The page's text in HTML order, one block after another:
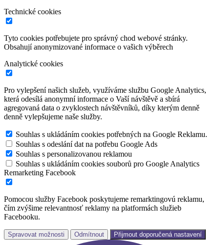
Technické cookies
Tyto cookies potřebujete pro správný chod webové stránky.
Obsahují anonymizované informace o vašich výběrech
Analytické cookies
Pro vylepšení našich služeb, využíváme službu Google Analytics,
která odesílá anonymní informace o Vaší návštěvě a sbírá
agregovaná data o zvyklostech návštěvníků, díky kterým denně
denně vylepšujeme naše služby.
Souhlas s ukládáním cookies potřebných na Google Reklamu.
Souhlas s odeslání dat na potřebu Google Ads
Souhlas s personalizovanou reklamou
Souhlas s ukládáním cookies souborů pro Google Analytics
Remarketing Facebook
Pomocou služby Facebook poskytujeme remarktingovú reklamu,
čím zvýšime relevantnosť reklamy na platformách služieb
Facebooku.
Spravovat možnosti Odmítnout Přijmout doporučená nastavení